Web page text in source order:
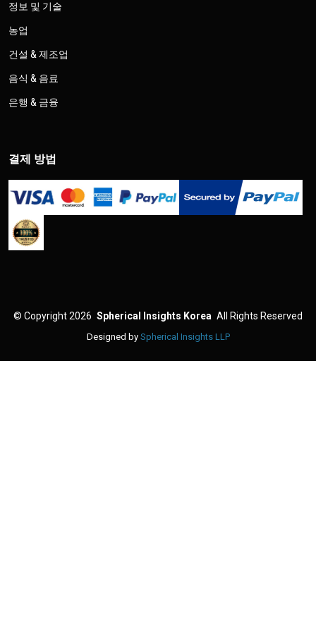
정보 및 기술
농업
건설 & 제조업
음식 & 음료
은행 & 금융
결제 방법
© Copyright 2026 Spherical Insights Korea All Rights Reserved
Designed by Spherical Insights LLP